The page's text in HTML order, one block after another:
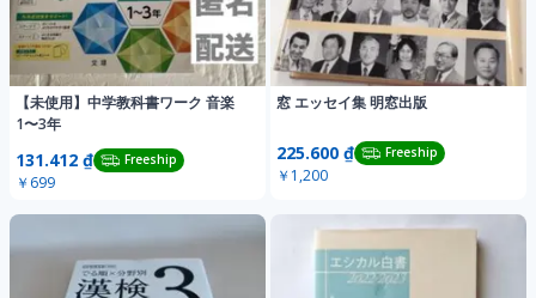
【未使用】中学教科書ワーク 音楽
1〜3年
131.412 ₫ Freeship
￥699
窓 エッセイ集 明窓出版
225.600 ₫ Freeship
￥1,200